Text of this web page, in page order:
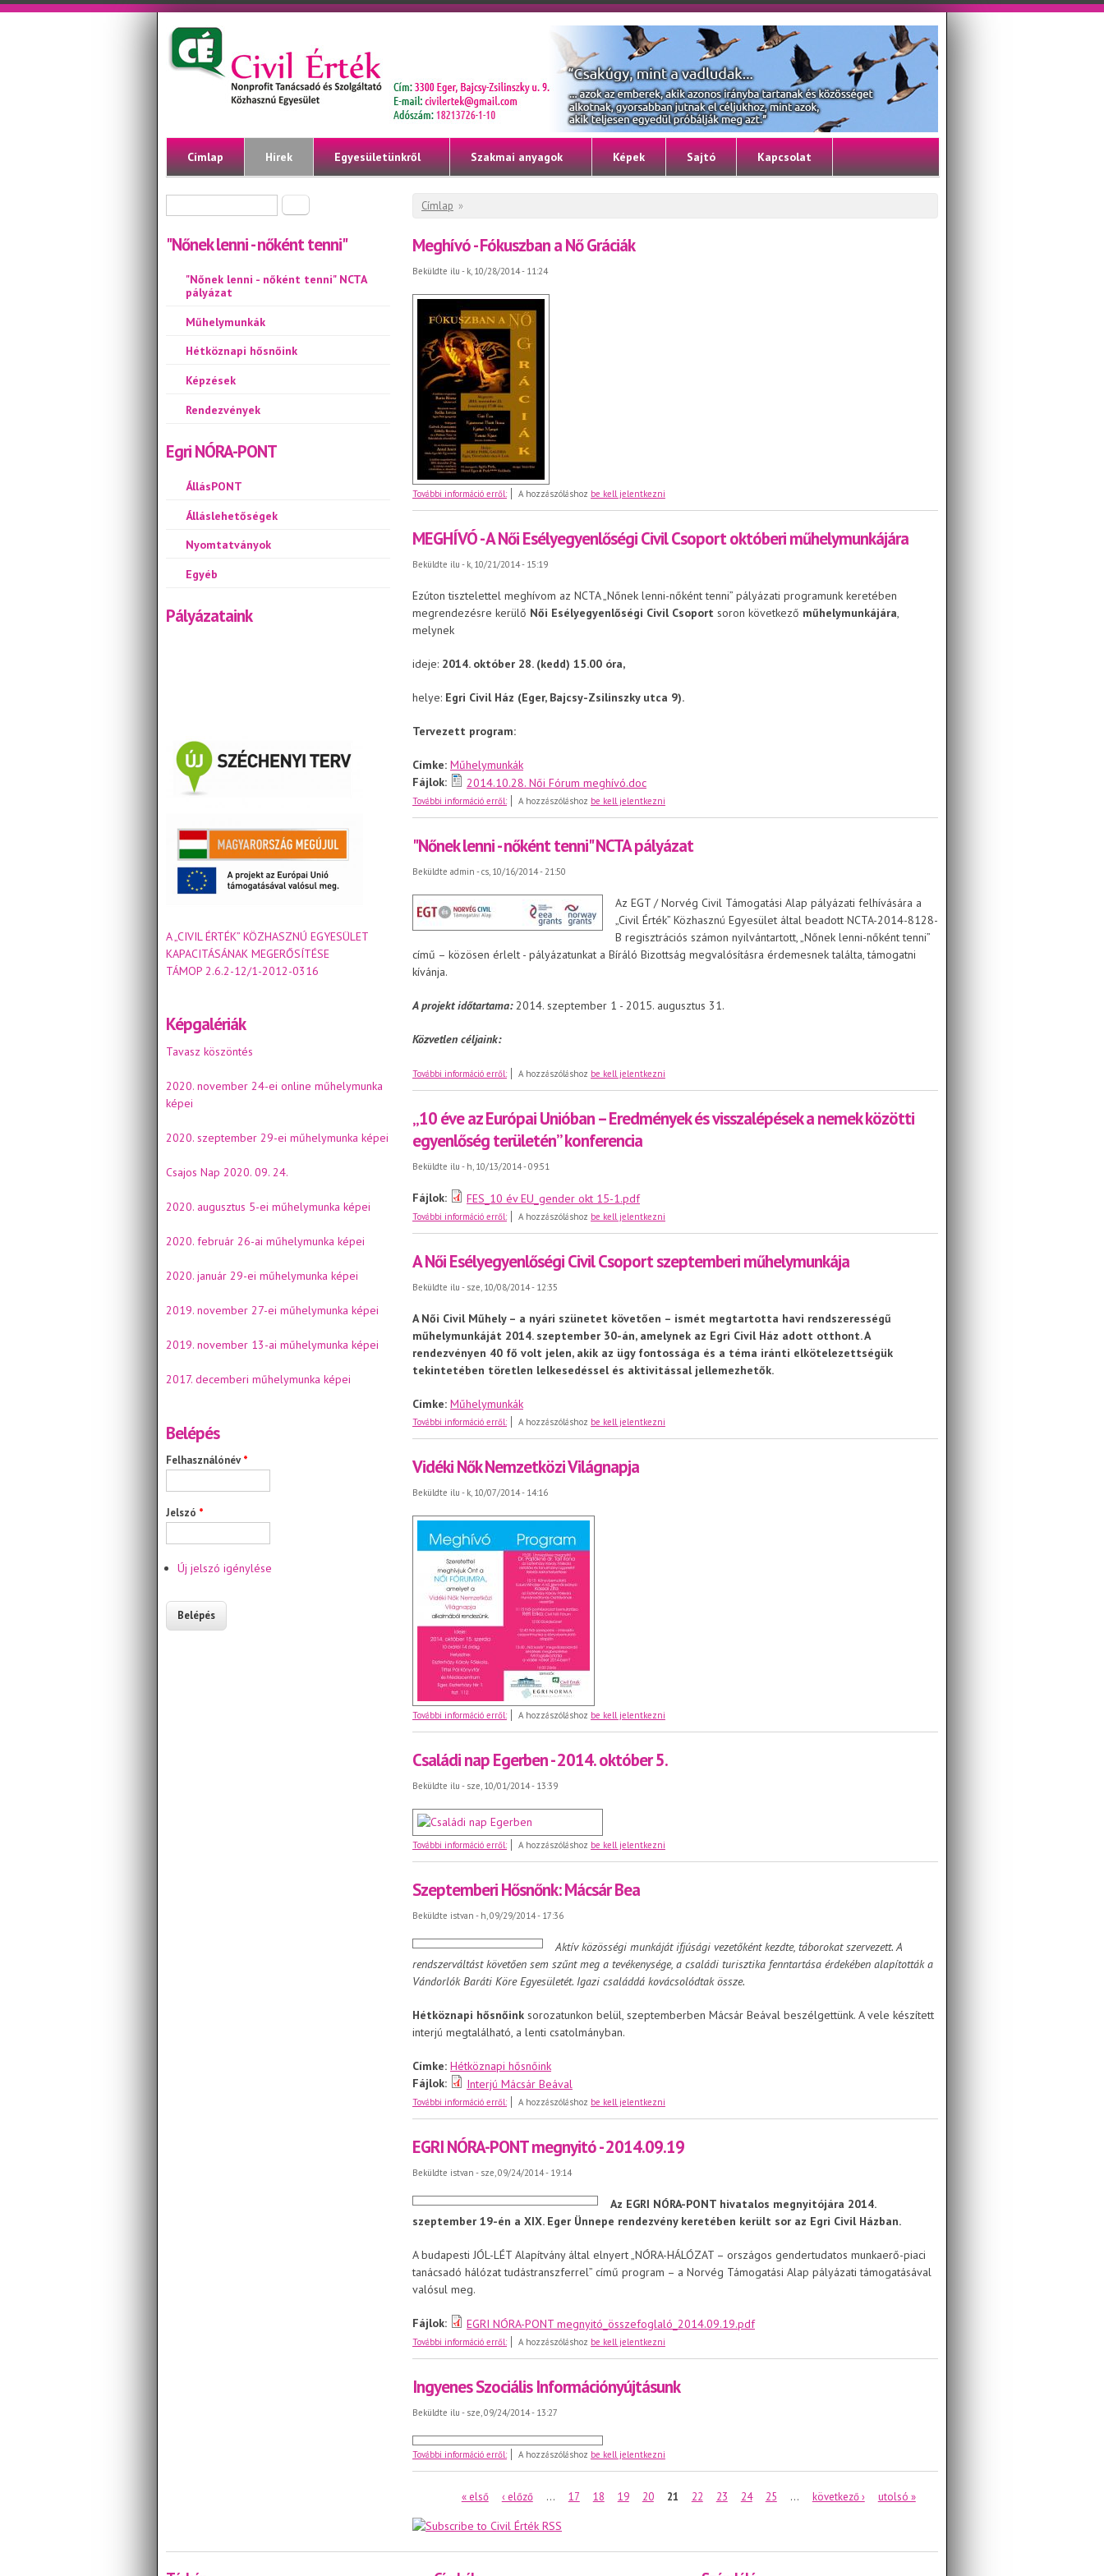
Ugrás a tartalomra
Civil
Érték
Nonprofit
Tanácsadó
Szolgáltató
Egyesület
Címlap Hírek Egyesületünkről Szakmai anyagok Képek Sajtó Kapcsolat
Jelenlegi hely
Címlap »
Meghívó - Fókuszban a Nő Gráciák
Beküldte ilu - k, 10/28/2014 - 11:24
További információ erről:Meghívó - Fókuszban a Nő Gráciák
A hozzászóláshoz be kell jelentkezni
MEGHÍVÓ - A Női Esélyegyenlőségi Civil Csoport októberi műhelymunkájára
Beküldte ilu - k, 10/21/2014 - 15:19
Ezúton tisztelettel meghívom az NCTA „Nőnek lenni-nőként tenni” pályázati programunk keretében
megrendezésre kerülő Női Esélyegyenlőségi Civil Csoport soron következő műhelymunkájára,
melynek
ideje: 2014. október 28. (kedd) 15.00 óra,
helye: Egri Civil Ház (Eger, Bajcsy-Zsilinszky utca 9).
Tervezett program:
Címke: Műhelymunkák
Fájlok:
2014.10.28. Női Fórum meghívó.doc
További információ erről:MEGHÍVÓ - A Női Esélyegyenlőségi Civil Csoport októberi műhelymunkájára
A hozzászóláshoz be kell jelentkezni
"Nőnek lenni - nőként tenni" NCTA pályázat
Beküldte admin - cs, 10/16/2014 - 21:50
Az EGT / Norvég Civil Támogatási Alap pályázati felhívására a
„Civil Érték” Közhasznú Egyesület által beadott NCTA-2014-8128-
B regisztrációs számon nyilvántartott, „Nőnek lenni-nőként tenni”
című – közösen érlelt - pályázatunkat a Bíráló Bizottság megvalósításra érdemesnek találta, támogatni
kívánja.
A projekt időtartama:2014. szeptember 1 - 2015. augusztus 31.
Közvetlen céljaink:
További információ erről:"Nőnek lenni - nőként tenni" NCTA pályázat
A hozzászóláshoz be kell jelentkezni
„10 éve az Európai Unióban – Eredmények és visszalépések a nemek közötti
egyenlőség területén” konferencia
Beküldte ilu - h, 10/13/2014 - 09:51
Fájlok: FES_10 év EU_gender okt 15-1.pdf
További információ erről:„10 éve az Európai Unióban – Eredmények és visszalépések a nemek közötti egyenlőség területén” konferencia
A hozzászóláshoz be kell jelentkezni
A Női Esélyegyenlőségi Civil Csoport szeptemberi műhelymunkája
Beküldte ilu - sze, 10/08/2014 - 12:35
A Női Civil Műhely – a nyári szünetet követően – ismét megtartotta havi rendszerességű
műhelymunkáját 2014. szeptember 30-án, amelynek az Egri Civil Ház adott otthont. A
rendezvényen 40 fő volt jelen, akik az ügy fontossága és a téma iránti elkötelezettségük
tekintetében töretlen lelkesedéssel és aktivitással jellemezhetők.
Címke: Műhelymunkák
További információ erről:A Női Esélyegyenlőségi Civil Csoport szeptemberi műhelymunkája
A hozzászóláshoz be kell jelentkezni
Vidéki Nők Nemzetközi Világnapja
Beküldte ilu - k, 10/07/2014 - 14:16
További információ erről:Vidéki Nők Nemzetközi Világnapja
A hozzászóláshoz be kell jelentkezni
Családi nap Egerben - 2014. október 5.
Beküldte ilu - sze, 10/01/2014 - 13:39
További információ erről:Családi nap Egerben - 2014. október 5.
A hozzászóláshoz be kell jelentkezni
Szeptemberi Hősnőnk: Mácsár Bea
Beküldte istvan - h, 09/29/2014 - 17:36
Aktív közösségi munkáját ifjúsági vezetőként kezdte, táborokat szervezett. A
rendszerváltást követően sem szűnt meg a tevékenysége, a családi turisztika fenntartása érdekében alapították a
Vándorlók Baráti Köre Egyesületét. Igazi családdá kovácsolódtak össze.
Hétköznapi hősnőink sorozatunkon belül, szeptemberben Mácsár Beával beszélgettünk. A vele készített
interjú megtalálható, a lenti csatolmányban.
Címke: Hétköznapi hősnőink
Fájlok:
Interjú Mácsár Beával
További információ erről:Szeptemberi Hősnőnk: Mácsár Bea
A hozzászóláshoz be kell jelentkezni
EGRI NÓRA-PONT megnyitó - 2014.09.19
Beküldte istvan - sze, 09/24/2014 - 19:14
Az EGRI NÓRA-PONT hivatalos megnyitójára 2014.
szeptember 19-én a XIX. Eger Ünnepe rendezvény keretében került sor az Egri Civil Házban.
A budapesti JÓL-LÉT Alapítvány által elnyert „NÓRA-HÁLÓZAT – országos gendertudatos munkaerő-piaci
tanácsadó hálózat tudástranszferrel” című program – a Norvég Támogatási Alap pályázati támogatásával
valósul meg.
Fájlok: EGRI NÓRA-PONT megnyitó_összefoglaló_2014.09.19.pdf
További információ erről:EGRI NÓRA-PONT megnyitó - 2014.09.19
A hozzászóláshoz be kell jelentkezni
Ingyenes Szociális Információnyújtásunk
Beküldte ilu - sze, 09/24/2014 - 13:27
További információ erről:Ingyenes Szociális Információnyújtásunk
A hozzászóláshoz be kell jelentkezni
Oldalak« első ‹ előző … 17 18 19 20 21 22 23 24 25 … következő › utolsó »
Keresés
"Nőnek lenni - nőként tenni"
"Nőnek lenni - nőként tenni" NCTA
pályázat
Műhelymunkák
Hétköznapi hősnőink
Képzések
Rendezvények
Egri NÓRA-PONT
ÁllásPONT
Álláslehetőségek
Nyomtatványok
Egyéb
Pályázataink
A „CIVIL ÉRTÉK” KÖZHASZNÚ EGYESÜLET
KAPACITÁSÁNAK MEGERŐSÍTÉSE
TÁMOP 2.6.2-12/1-2012-0316
Képgalériák
Tavasz köszöntés
2020. november 24-ei online műhelymunka
képei
2020. szeptember 29-ei műhelymunka képei
Csajos Nap 2020. 09. 24.
2020. augusztus 5-ei műhelymunka képei
2020. február 26-ai műhelymunka képei
2020. január 29-ei műhelymunka képei
2019. november 27-ei műhelymunka képei
2019. november 13-ai műhelymunka képei
2017. decemberi műhelymunka képei
Belépés
Felhasználónév*
Jelszó *
Új jelszó igénylése